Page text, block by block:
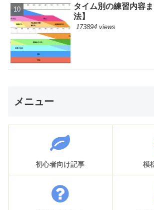
タイム別の練習内容
法】
173894 views
メニュー
初心者向け記事 模